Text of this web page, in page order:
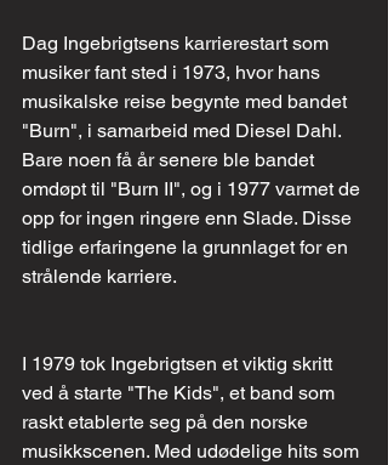
Dag Ingebrigtsens karrierestart som
musiker fant sted i 1973, hvor hans
musikalske reise begynte med bandet
"Burn", i samarbeid med Diesel Dahl.
Bare noen få år senere ble bandet
omdøpt til "Burn II", og i 1977 varmet de
opp for ingen ringere enn Slade. Disse
tidlige erfaringene la grunnlaget for en
strålende karriere.
I 1979 tok Ingebrigtsen et viktig skritt
ved å starte "The Kids", et band som
raskt etablerte seg på den norske
musikkscenen. Med udødelige hits som